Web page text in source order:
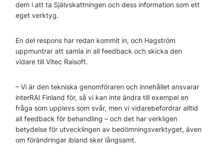
dem i att ta Självskattningen och dess information som ett
eget verktyg.
En del respons har redan kommit in, och Hagström
uppmuntrar att samla in all feedback och skicka den
vidare till Vitec Raisoft.
– Vi är den tekniska genomföraren och innehållet ansvarar
interRAI Finland för, så vi kan inte ändra till exempel en
fråga som upplevs som svår, men vi vidarebefordrar alltid
all feedback för behandling – och det har verkligen
betydelse för utvecklingen av bedömningsverktyget, även
om förändringar ibland sker långsamt.